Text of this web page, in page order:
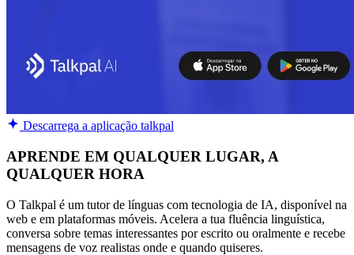
Descarrega a aplicação talkpal
APRENDE EM QUALQUER LUGAR, A
QUALQUER HORA
O Talkpal é um tutor de línguas com tecnologia de IA, disponível na
web e em plataformas móveis. Acelera a tua fluência linguística,
conversa sobre temas interessantes por escrito ou oralmente e recebe
mensagens de voz realistas onde e quando quiseres.